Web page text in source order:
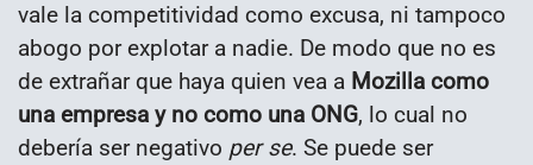
vale la competitividad como excusa, ni tampoco
abogo por explotar a nadie. De modo que no es
de extrañar que haya quien vea a Mozilla como
una empresa y no como una ONG, lo cual no
debería ser negativo per se. Se puede ser